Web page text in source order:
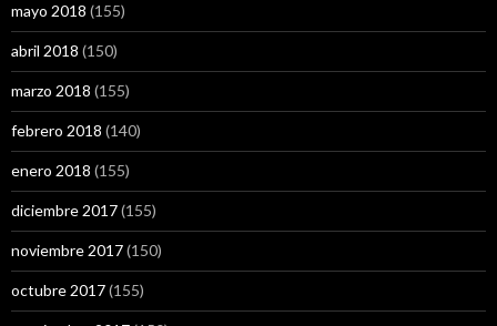
mayo 2018 (155)
abril 2018 (150)
marzo 2018 (155)
febrero 2018 (140)
enero 2018 (155)
diciembre 2017(155)
noviembre 2017(150)
octubre 2017(155)